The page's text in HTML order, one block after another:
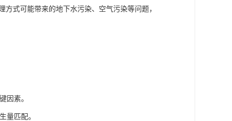
式可能带来的地下水污染、空气污染等问题，
因素。
量匹配。